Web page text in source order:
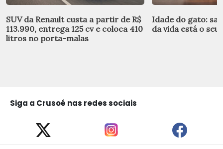
SUV da Renault custa a partir de R$
113.990, entrega 125 cv e coloca 410
litros no porta-malas
Idade do gato:
da vida está o seu
Siga a Crusoé nas redes sociais